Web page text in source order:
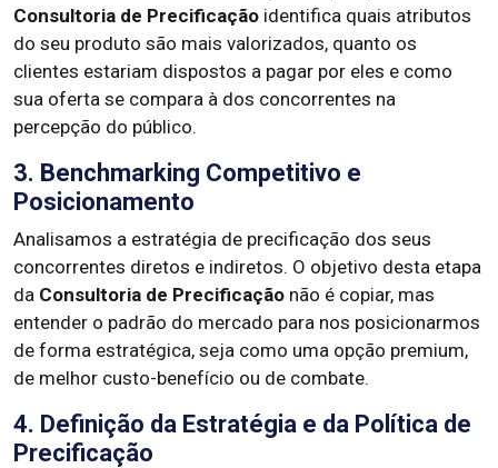
Consultoria de Precificação identifica quais atributos
do seu produto são mais valorizados, quanto os
clientes estariam dispostos a pagar por eles e como
sua oferta se compara à dos concorrentes na
percepção do público.
3. Benchmarking Competitivo e
Posicionamento
Analisamos a estratégia de precificação dos seus
concorrentes diretos e indiretos. O objetivo desta etapa
da Consultoria de Precificação não é copiar, mas
entender o padrão do mercado para nos posicionarmos
de forma estratégica, seja como uma opção premium,
de melhor custo-benefício ou de combate.
4. Definição da Estratégia e da Política de
Precificação